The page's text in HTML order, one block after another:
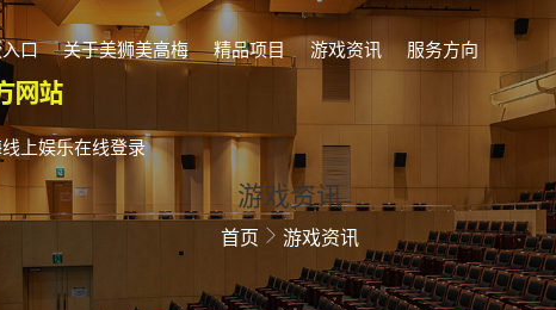
口 关于美狮美高梅 精品项目 游戏资讯 服务方向
上娱乐在线登录
游戏资讯
首页 游戏资讯